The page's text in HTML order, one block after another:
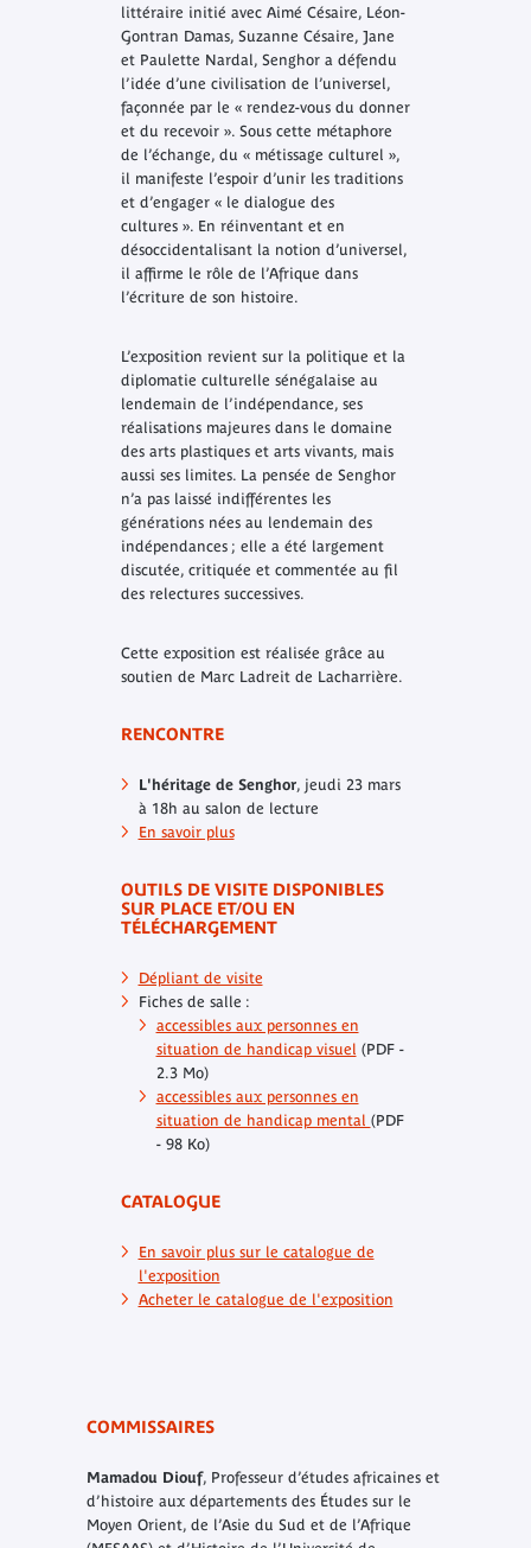
littéraire initié avec Aimé Césaire, Léon-
Gontran Damas, Suzanne Césaire, Jane
et Paulette Nardal, Senghor a défendu
l’idée d’une civilisation de l’universel,
façonnée par le « rendez-vous du donner
et du recevoir ». Sous cette métaphore
de l’échange, du « métissage culturel »,
il manifeste l’espoir d’unir les traditions
et d’engager « le dialogue des
cultures ». En réinventant et en
désoccidentalisant la notion d’universel,
il affirme le rôle de l’Afrique dans
l’écriture de son histoire.
L’exposition revient sur la politique et la
diplomatie culturelle sénégalaise au
lendemain de l’indépendance, ses
réalisations majeures dans le domaine
des arts plastiques et arts vivants, mais
aussi ses limites. La pensée de Senghor
n’a pas laissé indifférentes les
générations nées au lendemain des
indépendances ; elle a été largement
discutée, critiquée et commentée au fil
des relectures successives.
Cette exposition est réalisée grâce au
soutien de Marc Ladreit de Lacharrière.
RENCONTRE
L'héritage de Senghor, jeudi 23 mars
à 18h au salon de lecture
En savoir plus
OUTILS DE VISITE DISPONIBLES
SUR PLACE ET/OU EN
TÉLÉCHARGEMENT
Dépliant de visite
Fiches de salle :
accessibles aux personnes en
situation de handicap visuel (PDF -
2.3 Mo)
accessibles aux personnes en
situation de handicap mental (PDF
- 98 Ko)
CATALOGUE
En savoir plus sur le catalogue de
l'exposition
Acheter le catalogue de l'exposition
COMMISSAIRES
Mamadou Diouf, Professeur d’études africaines et
d’histoire aux départements des Études sur le
Moyen Orient, de l’Asie du Sud et de l’Afrique